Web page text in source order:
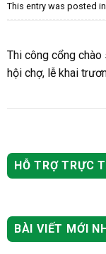
This entry was posted in
Thi công cổng chào
hội chợ, lễ khai
HỖ TRỢ TRỰC
BÀI VIẾT MỚI